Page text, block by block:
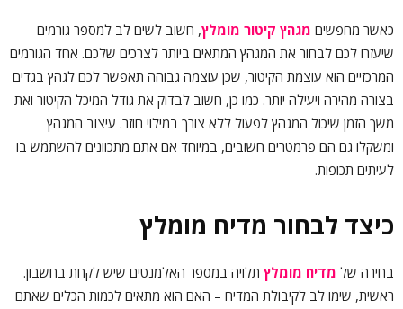
כאשר מחפשים מגהץ קיטור מומלץ, חשוב לשים לב למספר גורמים
שיעזרו לכם לבחור את המגהץ המתאים ביותר לצרכים שלכם. אחד הגורמים
המרכזיים הוא עוצמת הקיטור, שכן עוצמה גבוהה תאפשר לכם לגהץ בגדים
בצורה מהירה ויעילה יותר. כמו כן, חשוב לבדוק את גודל המיכל הקיטור ואת
משך הזמן שיכול המגהץ לפעול ללא צורך במילוי חוזר. עיצוב המגהץ
ומשקלו גם הם פרמטרים חשובים, במיוחד אם אתם מתכוונים להשתמש בו
לעיתים תכופות.
כיצד לבחור מדיח מומלץ
בחירה של מדיח מומלץ תלויה במספר האלמנטים שיש לקחת בחשבון.
ראשית, שימו לב לקיבולת המדיח – האם הוא מתאים לכמות הכלים שאתם